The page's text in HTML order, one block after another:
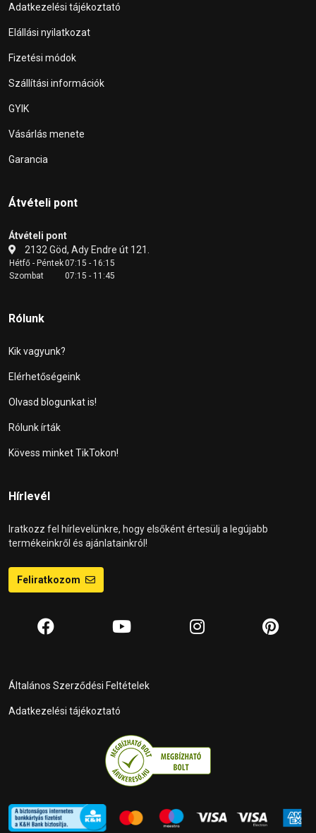
Adatkezelési tájékoztató
Elállási nyilatkozat
Fizetési módok
Szállítási információk
GYIK
Vásárlás menete
Garancia
Átvételi pont
Átvételi pont
2132 Göd, Ady Endre út 121.
Hétfő - Péntek07:15 - 16:15
Szombat
07:15 - 11:45
Rólunk
Kik vagyunk?
Elérhetőségeink
Olvasd blogunkat is!
Rólunk írták
Kövess minket TikTokon!
Hírlevél
Iratkozz fel hírlevelünkre, hogy elsőként értesülj a legújabb
termékeinkről és ajánlatainkról!
Feliratkozom
Általános Szerződési Feltételek
Adatkezelési tájékoztató